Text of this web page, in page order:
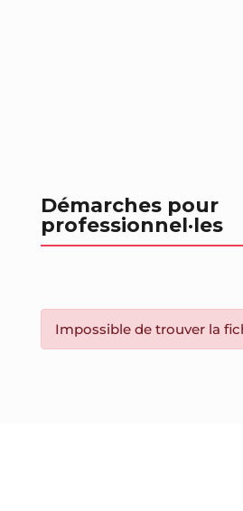
Démarches pour
professionnel·les
Impossible de trouver la